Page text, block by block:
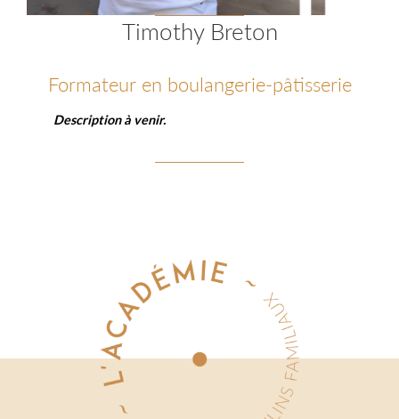
Timothy Breton
Formateur en boulangerie-pâtisserie
Description à venir.